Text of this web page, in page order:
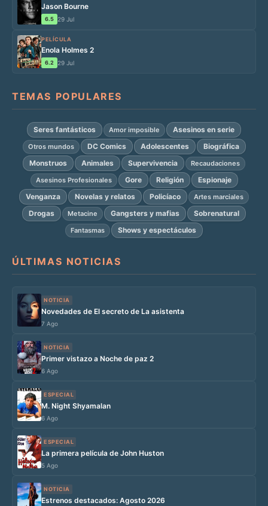
Jason Bourne
6.5 29 Jul
PELÍCULA
Enola Holmes 2
6.2 29 Jul
TEMAS POPULARES
Seres fantásticos Amor imposible Asesinos en serie
Otros mundos DC Comics Adolescentes
Biográfica
Monstruos
Animales Supervivencia
Recaudaciones
Asesinos Profesionales
Gore Religión
Espionaje
Venganza
Novelas y relatos Policíaco Artes marciales
Drogas Metacine Gangsters y mafias Sobrenatural
Fantasmas Shows y espectáculos
ÚLTIMAS NOTICIAS
NOTICIA
Novedades de El secreto de La asistenta
7 Ago
NOTICIA
Primer vistazo a Noche de paz 2
6 Ago
ESPECIAL
M. Night Shyamalan
6 Ago
ESPECIAL
La primera película de John Huston
5 Ago
NOTICIA
Estrenos destacados: Agosto 2026